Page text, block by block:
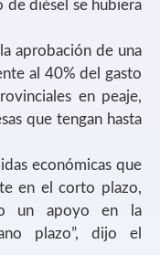
de diésel se hubiera
aprobación de una
al 40% del gasto
en peaje,
que tengan hasta
económicas que
en el corto plazo,
un apoyo en la
plazo”, dijo el